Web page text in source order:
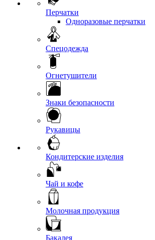
Перчатки
Одноразовые перчатки
Спецодежда
Огнетушители
Знаки безопасности
Рукавицы
Кондитерские изделия
Чай и кофе
Молочная продукция
Бакалея